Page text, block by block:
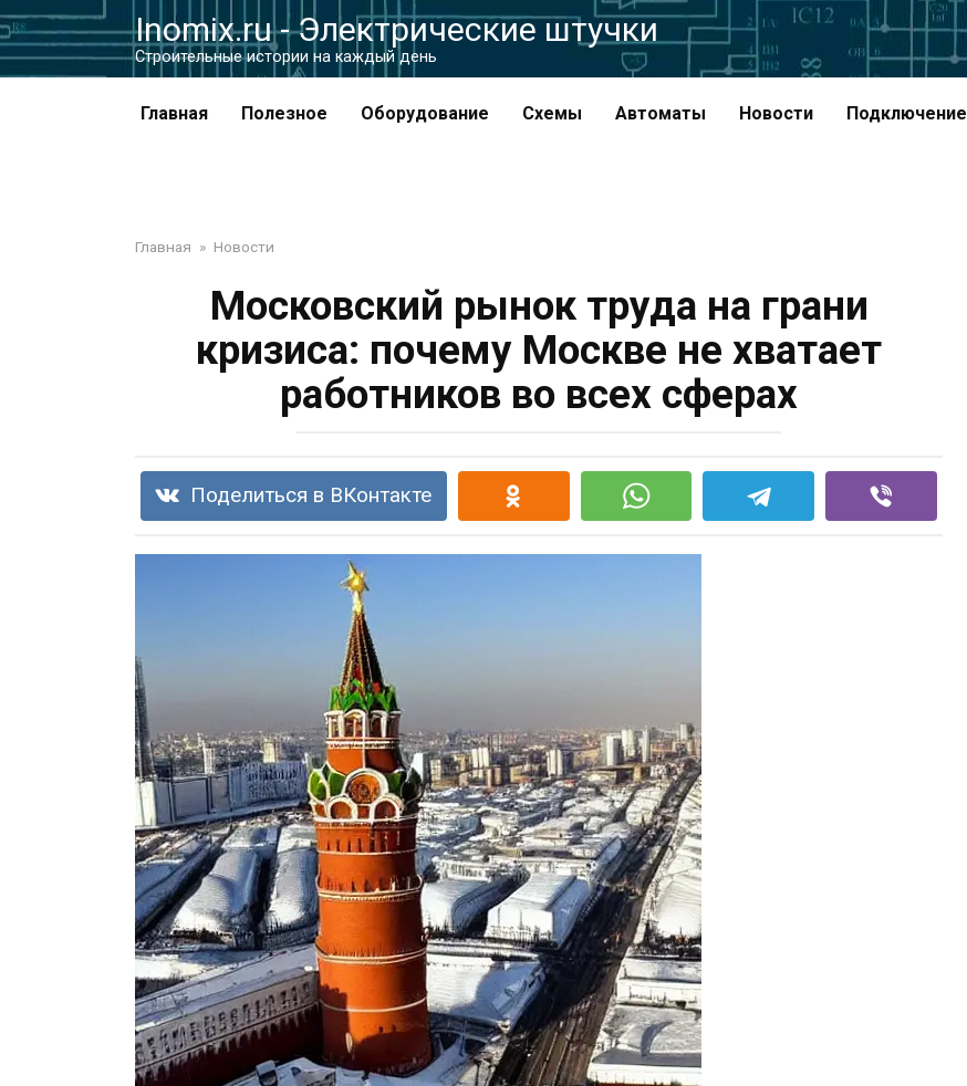
Перейти
к
контенту
Inomix.ru - Электрические штучки
Cтроительные истории на каждый день
Главная Полезное Оборудование Схемы Автоматы Новости Подключение
Главная » Новости
Московский рынок труда на грани
кризиса: почему Москве не хватает
работников во всех сферах
Поделиться в ВКонтакте